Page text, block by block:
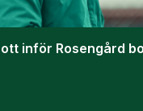
inför Rosengård